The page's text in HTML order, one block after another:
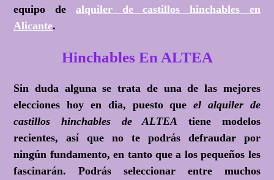
equipo de alquiler de castillos hinchables en
Alicante.
Hinchables En ALTEA
Sin duda alguna se trata de una de las mejores
elecciones hoy en dia, puesto queel alquiler de
castillos hinchables de ALTEA tiene modelos
recientes, así que no te podrás defraudar por
ningún fundamento, en tanto que a los pequeños les
fascinarán. Podrás seleccionar entre muchos